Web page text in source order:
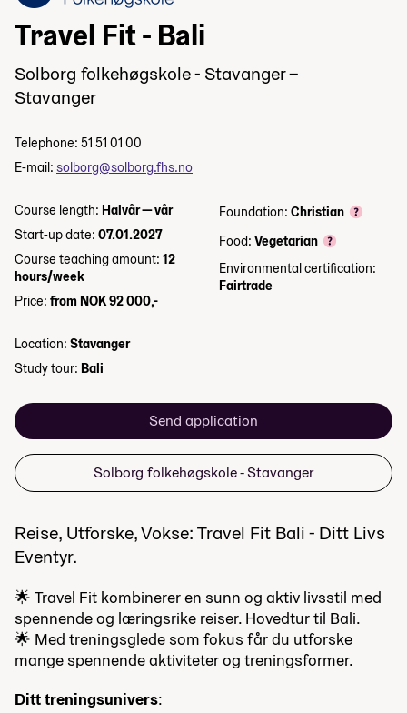
Travel Fit - Bali
Solborg folkehøgskole - Stavanger –
Stavanger
Telephone: 51 51 01 00
E-mail: solborg@solborg.fhs.no
Course length: Halvår — vår
Start-up date: 07.01.2027
Course teaching amount: 12
hours/week
Price: from NOK 92 000,-
Foundation:Christian
Food:Vegetarian
Environmental certification:
Fairtrade
Location: Stavanger
Study tour: Bali
Send application
Solborg folkehøgskole - Stavanger
Reise, Utforske, Vokse: Travel Fit Bali - Ditt Livs
Eventyr.
🌟 Travel Fit kombinerer en sunn og aktiv livsstil med
spennende og læringsrike reiser. Hovedtur til Bali.
🌟 Med treningsglede som fokus får du utforske
mange spennende aktiviteter og treningsformer.
Ditt treningsunivers: